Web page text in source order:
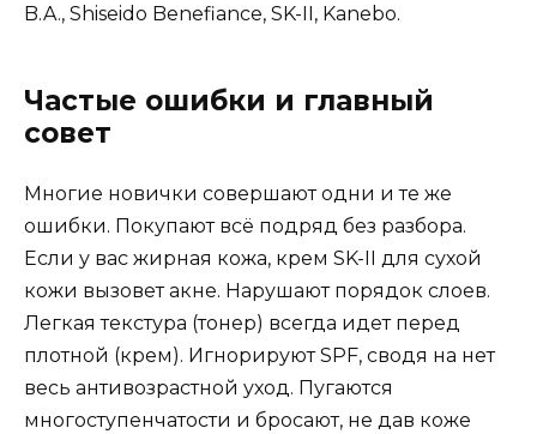
B.A., Shiseido Benefiance, SK-II, Kanebo.
Частые ошибки и главный
совет
Многие новички совершают одни и те же
ошибки. Покупают всё подряд без разбора.
Если у вас жирная кожа, крем SK-II для сухой
кожи вызовет акне. Нарушают порядок слоев.
Легкая текстура (тонер) всегда идет перед
плотной (крем). Игнорируют SPF, сводя на нет
весь антивозрастной уход. Пугаются
многоступенчатости и бросают, не дав коже